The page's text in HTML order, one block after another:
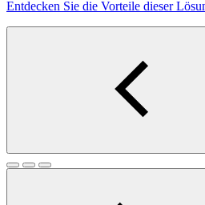
Entdecken Sie die Vorteile dieser